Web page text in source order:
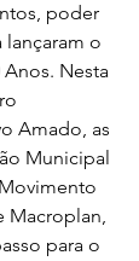
poder
o
Anos. Nesta
Amado, as
Municipal
Macroplan,
para o